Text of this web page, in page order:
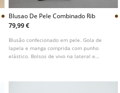
Blusao De Pele Combinado Rib
79,99 €
Blusão confecionado em pele. Gola de
lapela e manga comprida com punho
elástico. Bolsos de vivo na lateral e
com tecido de malha rib combinado no